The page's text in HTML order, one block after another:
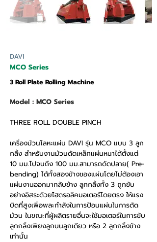
DAVI
MCO Series
3 Roll Plate Rolling Machine
Model : MCO Series
THREE ROLL DOUBLE PINCH
เครื่องม้วนโลหะแผ่น DAVI รุ่น MCO แบบ 3 ลูก
กลิ้ง สำหรับงานม้วนดัดเหล็กแผ่นหนาได้ตั้งแต่
10 มม.ไปจนถึง 100 มม.สามารถดัดปลาย( Pre-
bending) ได้ทั้งสองข้างของแผ่นโดยไม่ต้องเอา
แผ่นงานออกมากลับข้าง ลูกกลิ้งทั้ง 3 ถูกขับ
อย่างอิสระด้วยไฮดรอลิคมอเตอร์โดยตรง ให้แรง
บิดที่สูงเพื่อพละกำลังในการป้อนแผ่นในการดัด
ม้วน ในขณะที่ผู้ผลิตรายอื่นจะใช้มอเตอร์ในการขับ
ลูกกลิ้งเพียงลูกบนลูกเดียว หรือ 2 ลูกกลิ้งข้าง
เท่านั้น